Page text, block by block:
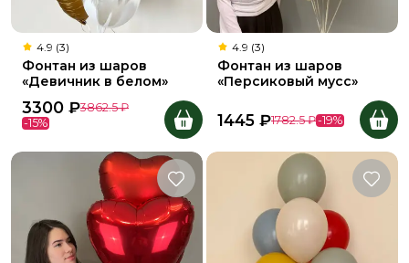
4.9 (3)
Фонтан из шаров
«Девичник в белом»
3300 ₽3862.5 ₽
-15%
4.9 (3)
Фонтан из шаров
«Персиковый мусс»
1445 ₽1782.5 ₽-19%